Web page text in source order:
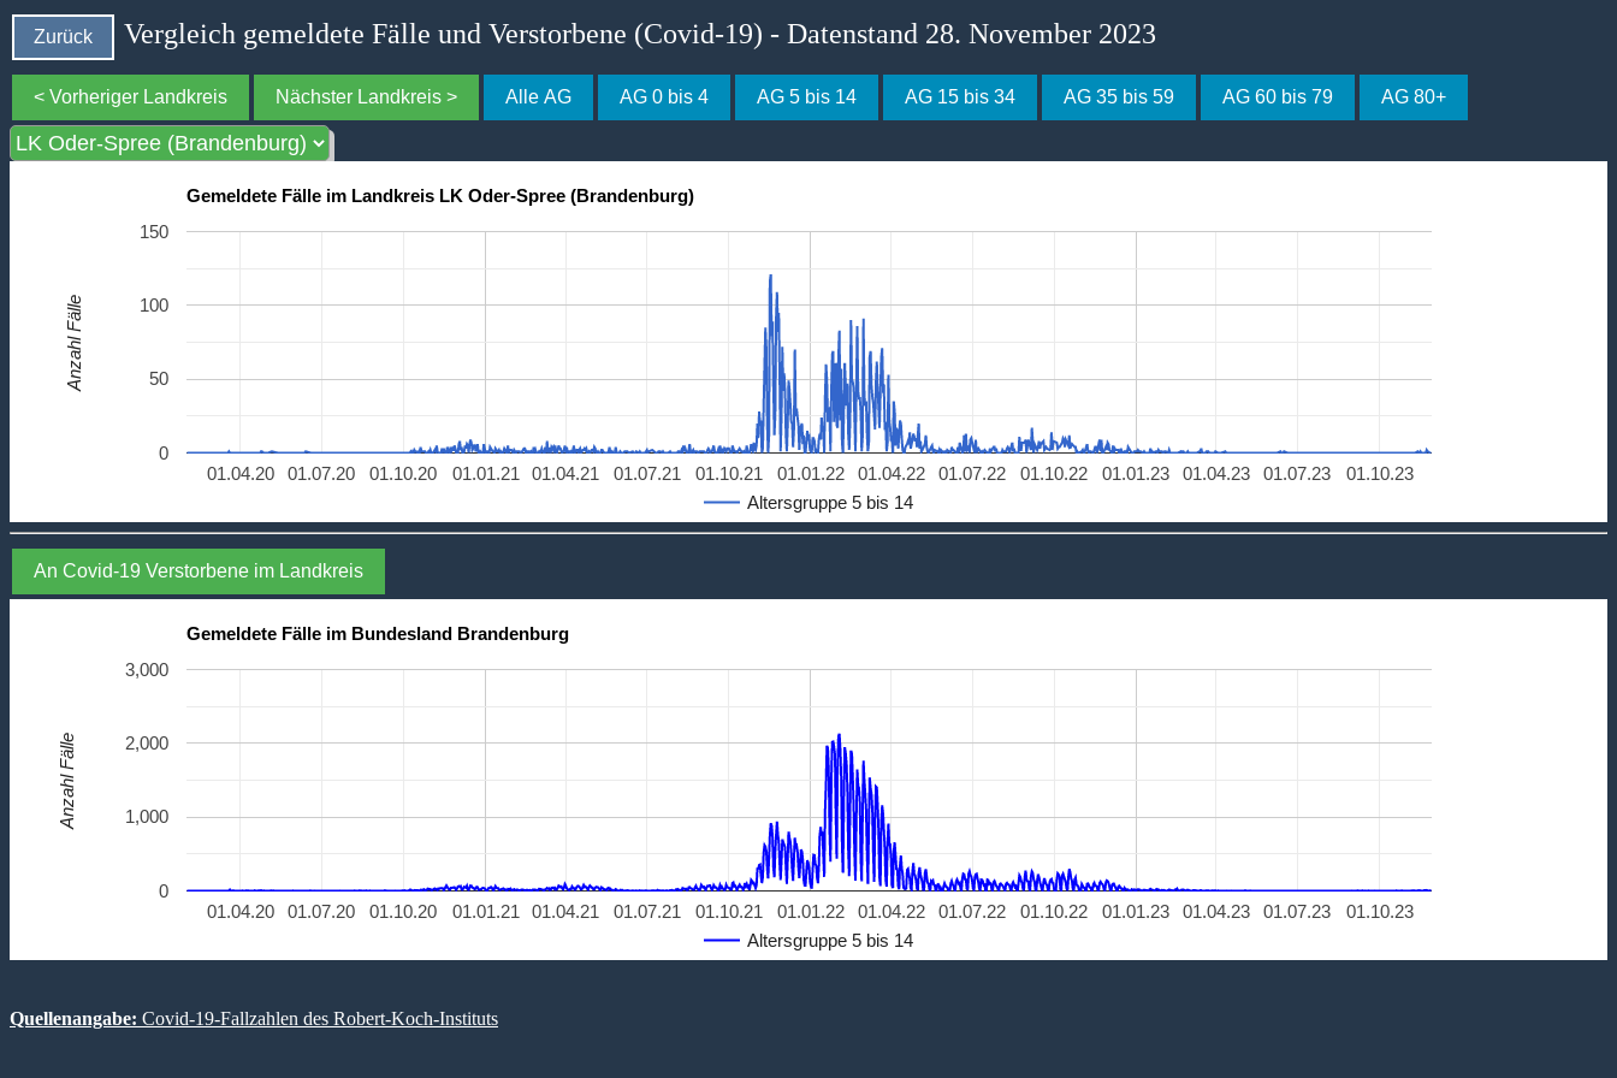
Zurück Vergleich gemeldete Fälle und Verstorbene (Covid-19) - Datenstand 28. November 2023
< Vorheriger Landkreis Nächster Landkreis > Alle AG AG 0 bis 4 AG 5 bis 14 AG 15 bis 34 AG 35 bis 59 AG 60 bis 79 AG 80+
Gemeldete Fälle im Landkreis LK Oder-Spree (Brandenburg)
Altersgruppe 5 bis 14
01.01.21 01.01.22 01.01.23
01.04.20 01.07.20 01.10.20 01.04.21 01.07.21 01.10.21 01.04.22 01.07.22 01.10.22 01.04.23 01.07.23 01.10.23
0
50
100
150
Anzahl Fälle
An Covid-19 Verstorbene im Landkreis
Gemeldete Fälle im Bundesland Brandenburg
Altersgruppe 5 bis 14
01.01.21 01.01.22 01.01.23
01.04.20 01.07.20 01.10.20 01.04.21 01.07.21 01.10.21 01.04.22 01.07.22 01.10.22 01.04.23 01.07.23 01.10.23
0
1,000
2,000
3,000
Anzahl Fälle
Quellenangabe: Covid-19-Fallzahlen des Robert-Koch-Instituts